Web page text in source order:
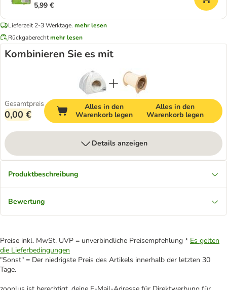
5,99 €
Lieferzeit 2-3 Werktage. mehr lesen
Rückgaberechtmehr lesen
Kombinieren Sie es mit
Gesamtpreis
0,00 €
Alles in den
Warenkorb legen
Alles in den
Warenkorb legen
Details anzeigen
Produktbeschreibung
Bewertung
Preise inkl. MwSt. UVP = unverbindliche Preisempfehlung * Es gelten
die Lieferbedingungen
"Sonst" = Der niedrigste Preis des Artikels innerhalb der letzten 30
Tage.